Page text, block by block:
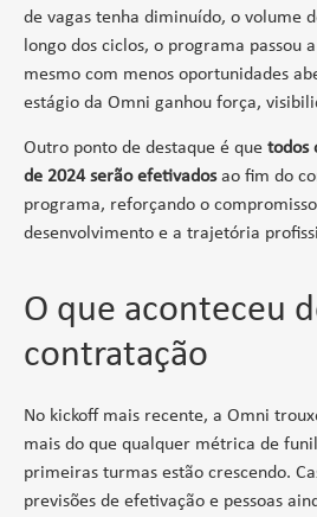
de vagas tenha diminuído, o volume
longo dos ciclos, o programa passou
mesmo com menos oportunidades
estágio da Omni ganhou força,
Outro ponto de destaque é que todos
de 2024 serão efetivadosao fim do
programa, reforçando o
desenvolvimento e a trajetória
O que aconteceu
contratação
No kickoff mais recente, a Omni
mais do que qualquer métrica de
primeiras turmas estão crescendo.
previsões de efetivação e pessoas